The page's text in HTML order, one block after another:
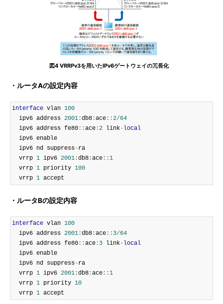
図4 VRRPv3を用いたIPv6ゲートウェイの冗長化
・ルータAの設定内容
interface vlan 100
  ipv6 address
2001:db8:ace::2/64
  ipv6 address fe80
::ace:2 link- local
  ipv6 nd suppress
-ra
  vrrp
1 ipv6 2001:db8:ace::1
  vrrp
1 priority 100
  vrrp
1 accept
・ルータBの設定内容
interface vlan 100
  ipv6 address
2001:db8:ace:: 3/64
  ipv6 address fe80
::ace: 3 link- local
  ipv6 nd suppress
-ra
  vrrp
1 ipv6 2001:db8:ace::1
  vrrp
1 priority 10
  vrrp
1 accept